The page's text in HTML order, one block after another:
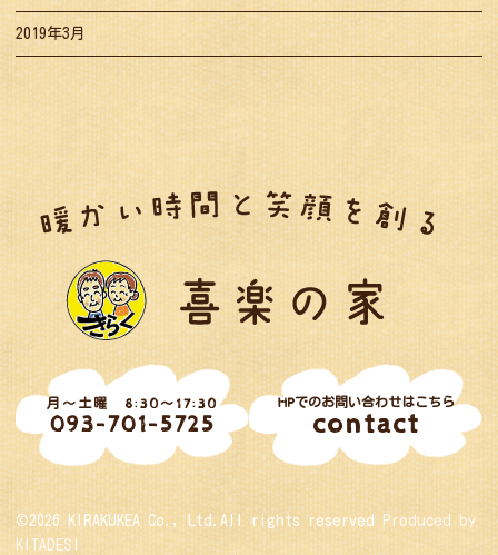
2019年3月
月～土曜 8:30～17:30
093-701-5725
HPでのお問い合わせはこちら
contact
©2026 KIRAKUKEA Co., Ltd.All rights reserved Produced by
KITADESI